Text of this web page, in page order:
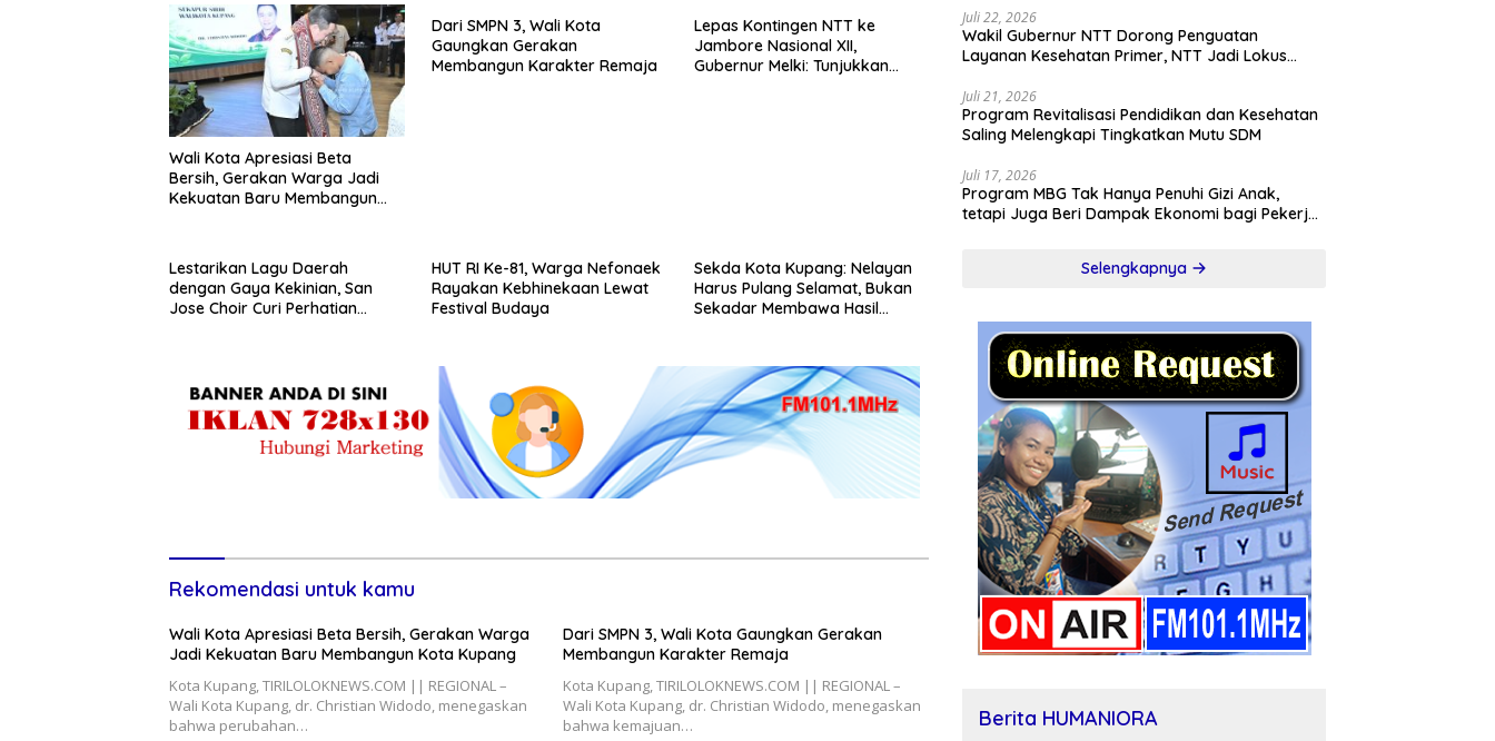
Wali Kota Apresiasi Beta
Bersih, Gerakan Warga Jadi
Kekuatan Baru Membangun
Dari SMPN 3, Wali Kota
Gaungkan Gerakan
Membangun Karakter Remaja
Lepas Kontingen NTT ke
Jambore Nasional XII,
Gubernur Melki: Tunjukkan
Lestarikan Lagu Daerah
dengan Gaya Kekinian, San
Jose Choir Curi Perhatian
HUT RI Ke-81, Warga Nefonaek
Rayakan Kebhinekaan Lewat
Festival Budaya
Sekda Kota Kupang: Nelayan
Harus Pulang Selamat, Bukan
Sekadar Membawa Hasil
Rekomendasi untuk kamu
Wali Kota Apresiasi Beta Bersih, Gerakan Warga
Jadi Kekuatan Baru Membangun Kota Kupang
Kota Kupang, TIRILOLOKNEWS.COM || REGIONAL –
Wali Kota Kupang, dr. Christian Widodo, menegaskan
bahwa perubahan…
Dari SMPN 3, Wali Kota Gaungkan Gerakan
Membangun Karakter Remaja
Kota Kupang, TIRILOLOKNEWS.COM || REGIONAL –
Wali Kota Kupang, dr. Christian Widodo, menegaskan
bahwa kemajuan…
Juli 22, 2026
Wakil Gubernur NTT Dorong Penguatan
Layanan Kesehatan Primer, NTT Jadi Lokus
Australia
Juli 21, 2026
Program Revitalisasi Pendidikan dan Kesehatan
Saling Melengkapi Tingkatkan Mutu SDM
Juli 17, 2026
Program MBG Tak Hanya Penuhi Gizi Anak,
tetapi Juga Beri Dampak Ekonomi bagi Pekerja
Selengkapnya
Berita HUMANIORA